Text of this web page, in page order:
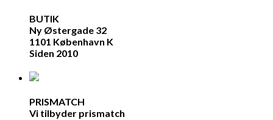
BUTIK
Ny Østergade 32
1101 København K
Siden 2010
PRISMATCH
Vi tilbyder prismatch